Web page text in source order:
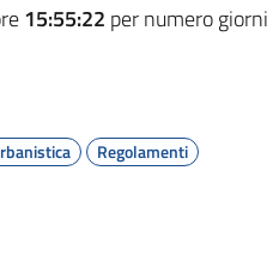
15:55:22 per numero giorni
Regolamenti